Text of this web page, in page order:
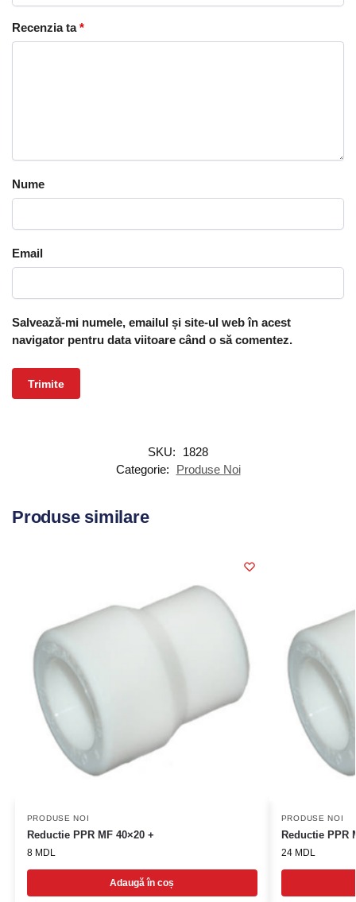
Recenzia ta*
Nume
Email
Salvează-mi numele, emailul și site-ul web în acest
navigator pentru data viitoare când o să comentez.
SKU:
1828
Categorie:
Produse Noi
Produse similare
PRODUSE NOI
Reductie PPR MF 40×20 +
8 MDL
Adaugă în coș
PRODUSE NOI
Reductie PPR
24 MDL